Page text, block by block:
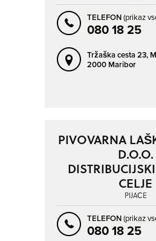
TELEFON(prikaz
080 18 25
Tržaška cesta 23,
2000 Maribor
PIVOVARNA
D.O.O.
CELJE
PIJAČE
TELEFON(prikaz
080 18 25